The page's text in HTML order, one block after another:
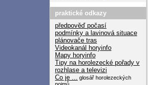
praktické odkazy
předpověď počasí
podmínky a lavinová situace
plánovače tras
Videokanál horyinfo
Mapy horyinfo
Tipy na horolezecké pořady v
rozhlase a televizi
Co je ... glosář horolezeckých